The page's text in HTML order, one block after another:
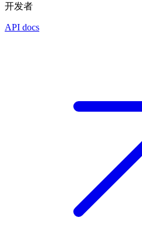
开发者
API docs